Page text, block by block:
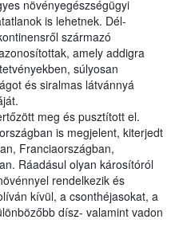
növényegészségügyi
is lehetnek. Dél-
származó
amely addigra
súlyosan
és siralmas látvánnyá
meg és pusztított el.
is megjelent, kiterjedt
Franciaországban,
Ráadásul olyan károsítóról
rendelkezik és
kívül, a csonthéjasokat, a
dísz- valamint vadon